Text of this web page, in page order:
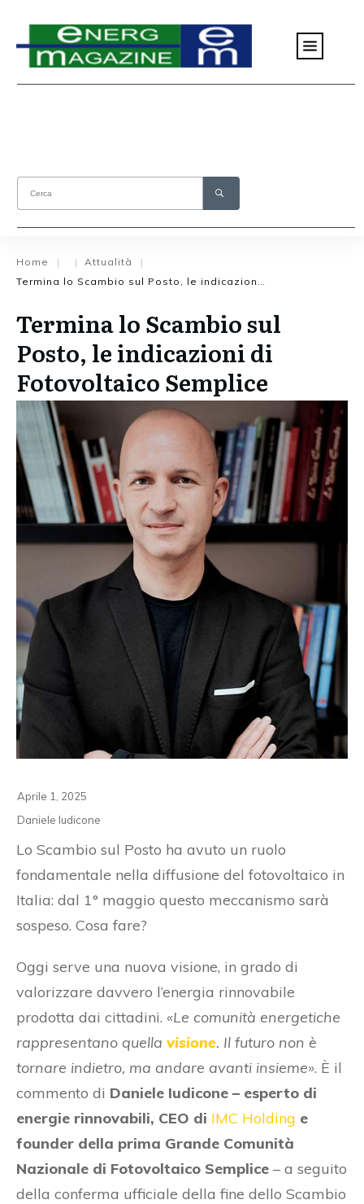
Home | | Attualità
|
Termina lo Scambio sul
Posto, le indicazioni di
Fotovoltaico Semplice
Aprile 1, 2025
Daniele Iudicone
Lo Scambio sul Posto ha avuto un ruolo
fondamentale nella diffusione del fotovoltaico in
Italia: dal 1° maggio questo meccanismo sarà
sospeso. Cosa fare?
Oggi serve una nuova visione, in grado di
valorizzare davvero l’energia rinnovabile
prodotta dai cittadini. «Le comunità energetiche
rappresentano quella visione. Il futuro non è
tornare indietro, ma andare avanti insieme». È il
commento di Daniele Iudicone – esperto di
energie rinnovabili, CEO di IMC Holding e
founder della prima Grande Comunità
Nazionale di Fotovoltaico Semplice – a seguito
della conferma ufficiale della fine dello Scambio